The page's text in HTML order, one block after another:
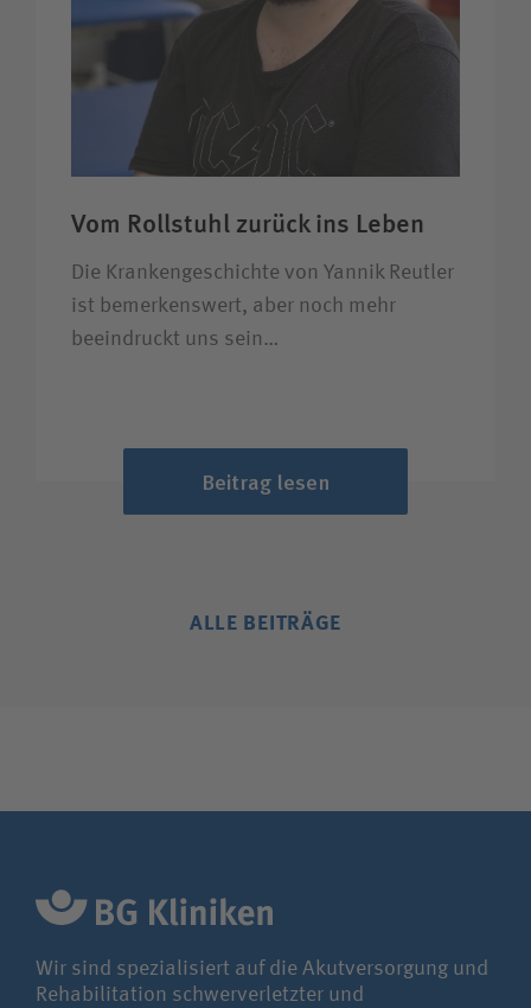
Vom Rollstuhl zurück ins Leben
Die Krankengeschichte von Yannik Reutler
ist bemerkenswert, aber noch mehr
beeindruckt uns sein…
Beitrag lesen
ALLE BEITRÄGE
Wir sind spezialisiert auf die Akutversorgung und
Rehabilitation schwerverletzter und